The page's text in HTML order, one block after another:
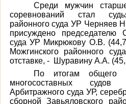
Среди мужчин
соревнований стал
районного суда УР Черняев
присуждено председателю
суда УР Микрюкову О.В.
Можгинского районного
отставке, - Шуравину А.А.
По итогам общего
многосоставных судов
Арбитражного суда УР,
сборной Завьяловского